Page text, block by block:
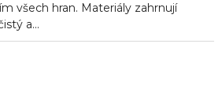
všech hran. Materiály zahrnují
a...